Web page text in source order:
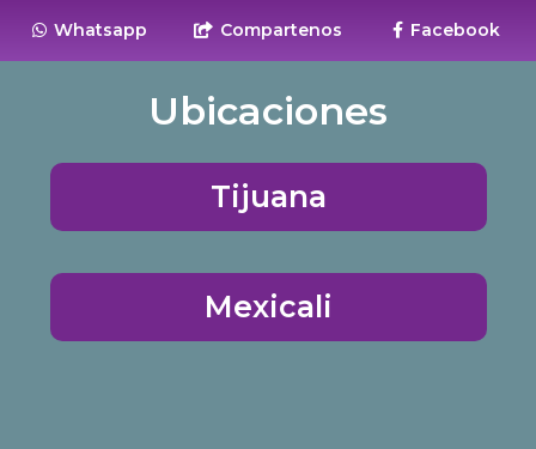
Whatsapp Compartenos Facebook
Ubicaciones
Tijuana
Mexicali